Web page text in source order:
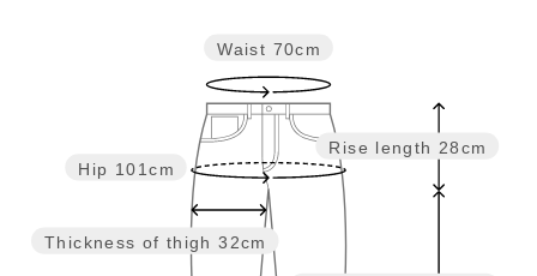
Rise length 28cm
Thickness of thigh 32cm
Hip 101cm
Waist 70cm